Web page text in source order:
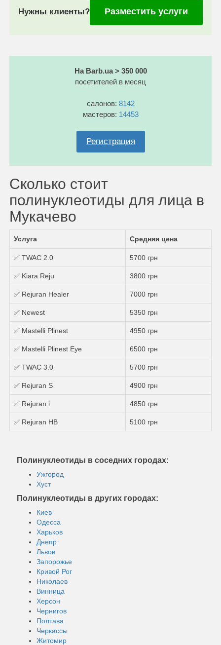
Нужны клиенты? Разместить услуги
На Barb.ua > 350 000
посетителей в месяц
салонов: 8142
мастеров: 14453
Регистрация
Сколько стоит
полинуклеотиды для лица в
Мукачево
Услуга Средняя цена
✅ TWAC 2.0 5700 грн
✅ Kiara Reju 3800 грн
✅ Rejuran Healer 7000 грн
✅ Newest 5350 грн
✅ Mastelli Plinest 4950 грн
✅ Mastelli Plinest Eye 6500 грн
✅ TWAC 3.0 5700 грн
✅ Rejuran S 4900 грн
✅ Rejuran i 4850 грн
✅ Rejuran HB 5100 грн
Полинуклеотиды в соседних городах:
Ужгород
Хуст
Полинуклеотиды в других городах:
Киев
Одесса
Харьков
Днепр
Львов
Запорожье
Кривой Рог
Николаев
Винница
Херсон
Чернигов
Полтава
Черкассы
Житомир